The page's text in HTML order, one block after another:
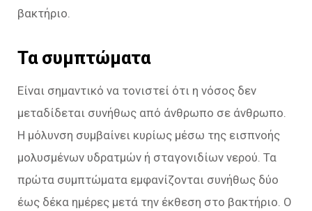
βακτήριο.
Τα συμπτώματα
Είναι σημαντικό να τονιστεί ότι η νόσος δεν
μεταδίδεται συνήθως από άνθρωπο σε άνθρωπο.
Η μόλυνση συμβαίνει κυρίως μέσω της εισπνοής
μολυσμένων υδρατμών ή σταγονιδίων νερού. Τα
πρώτα συμπτώματα εμφανίζονται συνήθως δύο
έως δέκα ημέρες μετά την έκθεση στο βακτήριο. Ο